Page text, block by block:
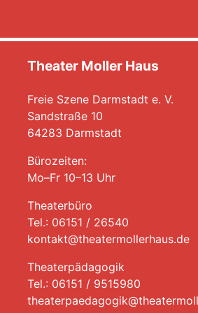
Theater Moller Haus
Freie Szene Darmstadt e. V.
Sandstraße 10
64283 Darmstadt
Bürozeiten:
Mo–Fr 10–13 Uhr
Theaterbüro
Tel.: 06151 / 26540
kontakt@theatermollerhaus.de
Theaterpädagogik
Tel.: 06151 / 9515980